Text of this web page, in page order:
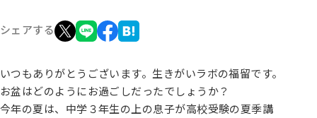
シェアする
いつもありがとうございます。生きがいラボの福留です。
お盆はどのようにお過ごしだったでしょうか？
今年の夏は、中学３年生の上の息子が高校受験の夏季講